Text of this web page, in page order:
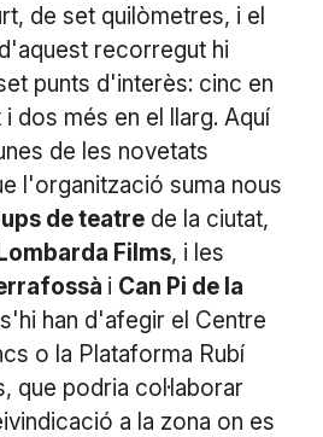
de set quilòmetres, i el
d'aquest recorregut hi
punts d'interès: cinc en
dos més en el llarg. Aquí
de les novetats
l'organització suma nous
de teatrede la ciutat,
Films, i les
i Can Pi de la
han d'afegir el Centre
o la Plataforma Rubí
que podria col·laborar
a la zona on es